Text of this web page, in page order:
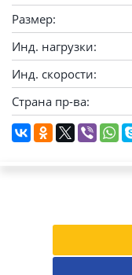
Размер:
Инд. нагрузки:
Инд. скорости:
Страна пр-ва: